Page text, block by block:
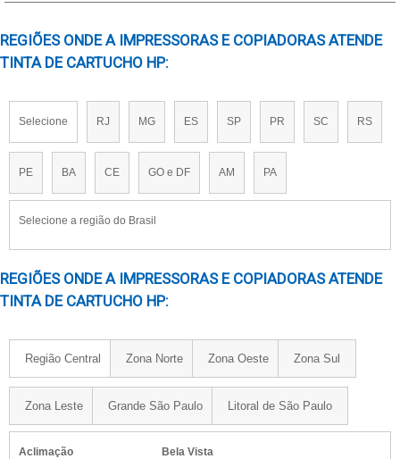
PREÇO DE TINTA PARA PNEU
PREÇO DE TINTA PARA PNEU EM SP
TINTA PARA BANDA DE ROLDAGEM
TINTA PARA IMPRESSORA INKJET
TINTA PARA MOLDE DE PNEU
TINTA PARA OFFSET PARA PNEUS
TINTA PARA PINTAR LETRAS PNEU
TINTA PARA PINTAR PNEU
REGIÕES ONDE A IMPRESSORAS E COPIADORAS ATENDE
TINTA DE CARTUCHO HP:
Selecione RJ MG ES SP PR SC RS
PE BA CE GO e DF AM PA
Selecione a região do Brasil
REGIÕES ONDE A IMPRESSORAS E COPIADORAS ATENDE
TINTA DE CARTUCHO HP:
Região Central Zona Norte Zona Oeste Zona Sul
Zona Leste Grande São Paulo Litoral de São Paulo
Aclimação
Bela Vista